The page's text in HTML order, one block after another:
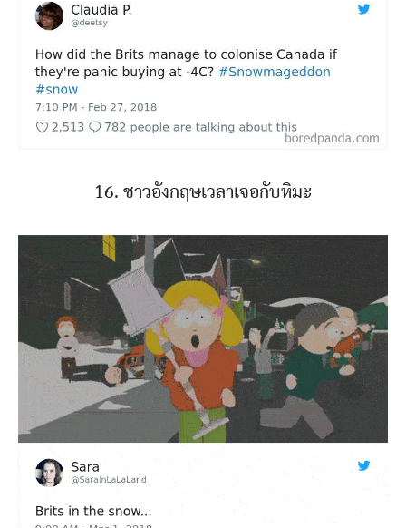
16. ชาวอังกฤษเวลาเจอกับหิมะ